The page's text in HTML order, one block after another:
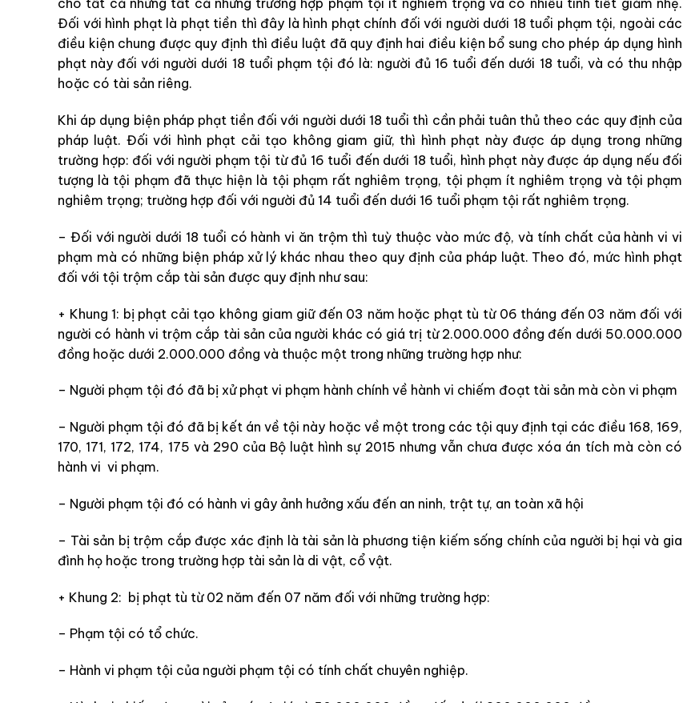
cho tất cả những tất cả những trường hợp phạm tội ít nghiêm trọng và có nhiều tình tiết giảm nhẹ.
Đối với hình phạt là phạt tiền thì đây là hình phạt chính đối với người dưới 18 tuổi phạm tội, ngoài các
điều kiện chung được quy định thì điều luật đã quy định hai điều kiện bổ sung cho phép áp dụng hình
phạt này đối với người dưới 18 tuổi phạm tội đó là: người đủ 16 tuổi đến dưới 18 tuổi, và có thu nhập
hoặc có tài sản riêng.
Khi áp dụng biện pháp phạt tiền đối với người dưới 18 tuổi thì cần phải tuân thủ theo các quy định của
pháp luật. Đối với hình phạt cải tạo không giam giữ, thì hình phạt này được áp dụng trong những
trường hợp: đối với người phạm tội từ đủ 16 tuổi đến dưới 18 tuổi, hình phạt này được áp dụng nếu đối
tượng là tội phạm đã thực hiện là tội phạm rất nghiêm trọng, tội phạm ít nghiêm trọng và tội phạm
nghiêm trọng; trường hợp đối với người đủ 14 tuổi đến dưới 16 tuổi phạm tội rất nghiêm trọng.
– Đối với người dưới 18 tuổi có hành vi ăn trộm thì tuỳ thuộc vào mức độ, và tính chất của hành vi vi
phạm mà có những biện pháp xử lý khác nhau theo quy định của pháp luật. Theo đó, mức hình phạt
đối với tội trộm cắp tài sản được quy định như sau:
+ Khung 1: bị phạt cải tạo không giam giữ đến 03 năm hoặc phạt tù từ 06 tháng đến 03 năm đối với
người có hành vi trộm cắp tài sản của người khác có giá trị từ 2.000.000 đồng đến dưới 50.000.000
đồng hoặc dưới 2.000.000 đồng và thuộc một trong những trường hợp như:
– Người phạm tội đó đã bị xử phạt vi phạm hành chính về hành vi chiếm đoạt tài sản mà còn vi phạm
– Người phạm tội đó đã bị kết án về tội này hoặc về một trong các tội quy định tại các điều 168, 169,
170, 171, 172, 174, 175 và 290 của Bộ luật hình sự 2015 nhưng vẫn chưa được xóa án tích mà còn có
hành vi vi phạm.
– Người phạm tội đó có hành vi gây ảnh hưởng xấu đến an ninh, trật tự, an toàn xã hội
– Tài sản bị trộm cắp được xác định là tài sản là phương tiện kiếm sống chính của người bị hại và gia
đình họ hoặc trong trường hợp tài sản là di vật, cổ vật.
+ Khung 2: bị phạt tù từ 02 năm đến 07 năm đối với những trường hợp:
– Phạm tội có tổ chức.
– Hành vi phạm tội của người phạm tội có tính chất chuyên nghiệp.